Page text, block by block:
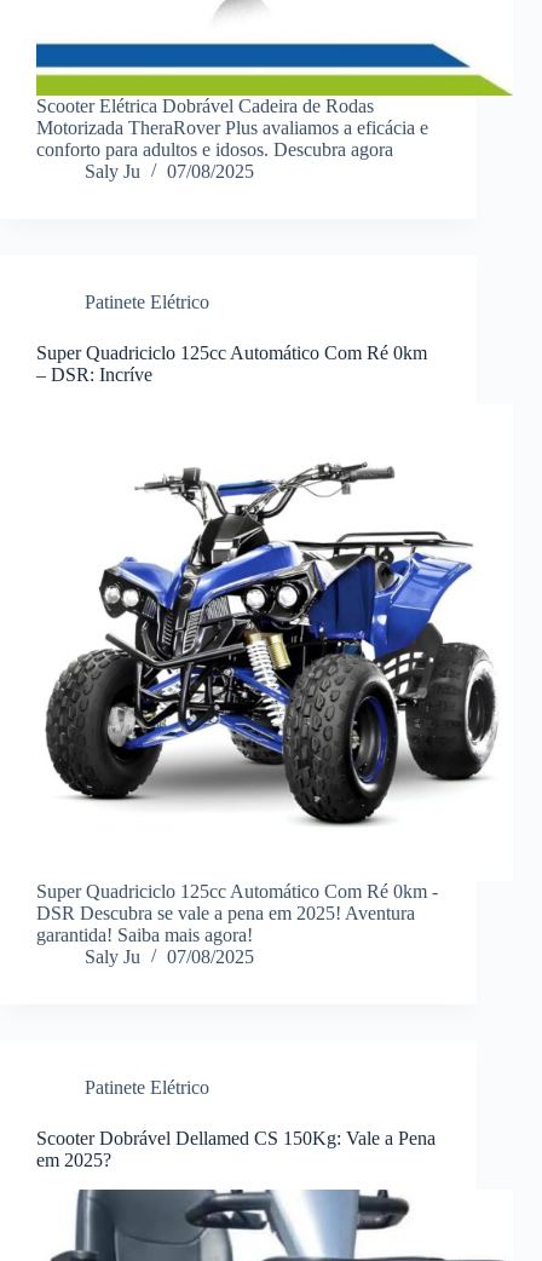
Scooter Elétrica Dobrável Cadeira de Rodas
Motorizada TheraRover Plus avaliamos a eficácia e
conforto para adultos e idosos. Descubra agora
Saly Ju
07/08/2025
Patinete Elétrico
Super Quadriciclo 125cc Automático Com Ré 0km
– DSR: Incríve
Super Quadriciclo 125cc Automático Com Ré 0km -
DSR Descubra se vale a pena em 2025! Aventura
garantida! Saiba mais agora!
Saly Ju
07/08/2025
Patinete Elétrico
Scooter Dobrável Dellamed CS 150Kg: Vale a Pena
em 2025?